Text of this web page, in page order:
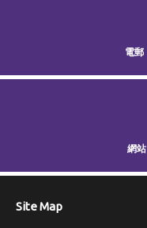
電郵
網站
Site Map